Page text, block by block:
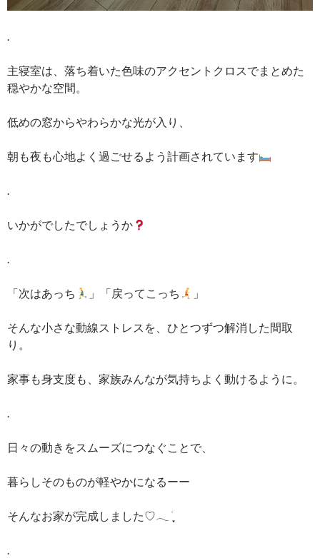
.
主寝室は、落ち着いた色味のアクセントクロスでまとめた
穏やかな空間。
低めの窓からやわらかな光が入り、
朝も夜も心地よく過ごせるよう計画されています
.
いかがでしたでしょうか
.
「次はあっち 」「戻ってこっち 」
そんな小さな動線ストレスを、ひとつずつ解消した間取
り。
家事も身支度も、家族みんなが気持ちよく動けるように。
.
日々の動きをスムーズにつなぐことで、
暮らしそのものが軽やかになるーー
そんなお家が完成しました♡𓂃 ࣪ ִֶָ
.